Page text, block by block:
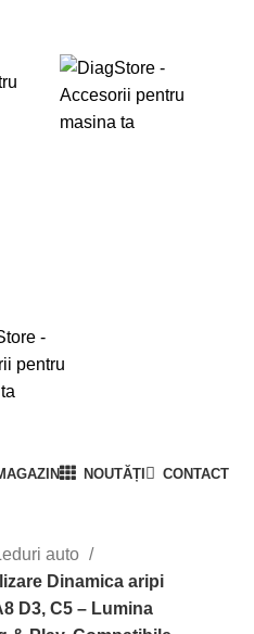
NOUTĂȚI CONTACT
auto
Dinamica aripi
D3, C5 – Lumina